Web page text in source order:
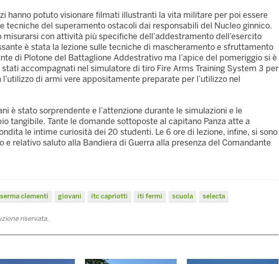
hanno potuto visionare filmati illustranti la vita militare per poi essere
tecniche del superamento ostacoli dai responsabili del Nucleo ginnico.
con attività più specifiche dell’addestramento dell’esercito
è stata la lezione sulle tecniche di mascheramento e sfruttamento
di Plotone del Battaglione Addestrativo ma l’apice del pomeriggio si è
stati accompagnati nel simulatore di tiro Fire Arms Training System 3 per
di armi vere appositamente preparate per l’utilizzo nel
è stato sorprendente e l’attenzione durante le simulazioni e le
tangibile. Tante le domande sottoposte al capitano Panza atte a
le intime curiosità dei 20 studenti. Le 6 ore di lezione, infine, si sono
e relativo saluto alla Bandiera di Guerra alla presenza del Comandante
clementi giovani itc capriotti iti fermi scuola selecta
riservata.